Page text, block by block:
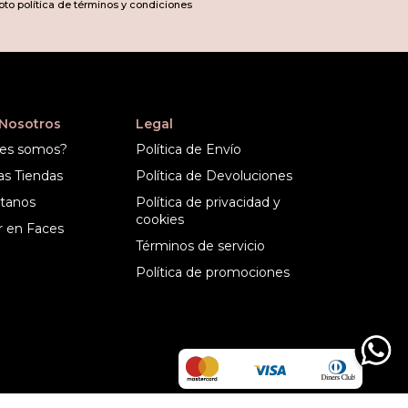
política de términos y condiciones
somos?
Tiendas
en Faces
Legal
Política de Envío
Política de Devoluciones
Política de privacidad y
cookies
Términos de servicio
Política de promociones